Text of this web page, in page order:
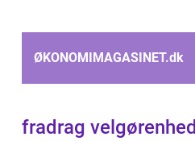
ØKONOMIMAGASINET.dk
fradrag velgørenhed